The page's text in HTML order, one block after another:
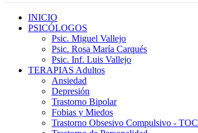
INICIO
PSICÓLOGOS
Psic. Miguel Vallejo
Psic. Rosa María Carqués
Psic. Inf. Luis Vallejo
TERAPIAS Adultos
Ansiedad
Depresión
Trastorno Bipolar
Fobias y Miedos
Trastorno Obsesivo Compulsivo - TOC